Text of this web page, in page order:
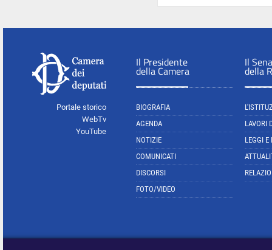
Portale storico
WebTv
YouTube
Il Presidente
della Camera
BIOGRAFIA
AGENDA
NOTIZIE
COMUNICATI
DISCORSI
FOTO/VIDEO
Il
della
LAVORI
LEGGI E